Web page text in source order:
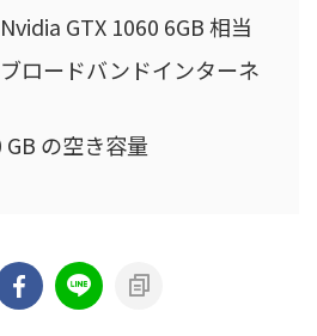
GTX 1060 6GB 相当
ロードバンドインターネ
の空き容量